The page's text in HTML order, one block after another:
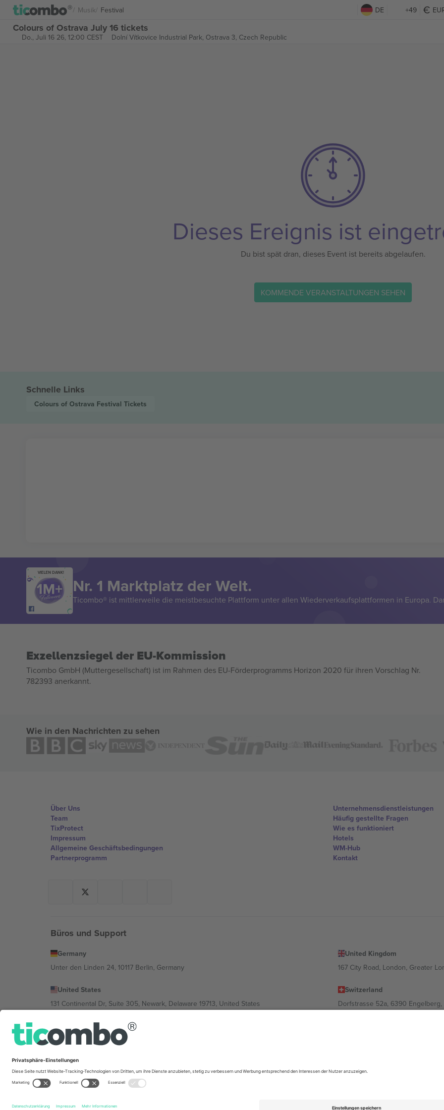
Musik Festival DE +49
Colours of Ostrava July 16 tickets
Do., Juli 16 26, 12:00 CEST Dolní Vítkovice Industrial Park, Ostrava 3, Czech Republic
Dieses Ereignis ist
Du bist spät dran, dieses Event ist bereits abgelaufen.
KOMMENDE VERANSTALTUNGEN SEHEN
Schnelle Links
Colours of Ostrava Festival Tickets
VIELEN DANK!
Nr. 1 Marktplatz der Welt.
Ticombo® ist mittlerweile die meistbesuchte Plattform unter allen Wiederverkaufsplattformen in Europa.
Exzellenzsiegel der EU-Kommission
Ticombo GmbH (Muttergesellschaft) ist im Rahmen des EU-Förderprogramms Horizon 2020 für ihren Vorschlag Nr.
782393 anerkannt.
Wie in den Nachrichten zu sehen
Über Uns
Team
TixProtect
Impressum
Allgemeine Geschäftsbedingungen
Partnerprogramm
Unternehmensdienstleistungen
Häufig gestellte Fragen
Wie es funktioniert
Hotels
WM-Hub
Kontakt
Büros und Support
Germany
Unter den Linden 24, 10117 Berlin, Germany
United Kingdom
167 City Road, London, Greater
United States
131 Continental Dr, Suite 305, Newark, Delaware 19713, United States
Switzerland
Dorfstrasse 52a, 6390 Engelberg,
Bulgaria
Regus Sofia City West, bul Totleben 53-55, 1606 Sofia, Bulgaria
Mexico
Av Chapultepec 360, Roma Norte, Cuauhtémoc, 06700 Ciudad de México, CDMX, Mexico
im Impressum und in den Allgemeinen Geschäftsbedingungen.,
© 2026 Ticombo. Alle Rechte vorbehalten.